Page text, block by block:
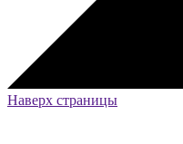
Наверх страницы